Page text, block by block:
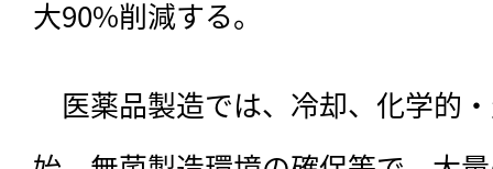
大90%削減する。
医薬品製造では、冷却、化学的